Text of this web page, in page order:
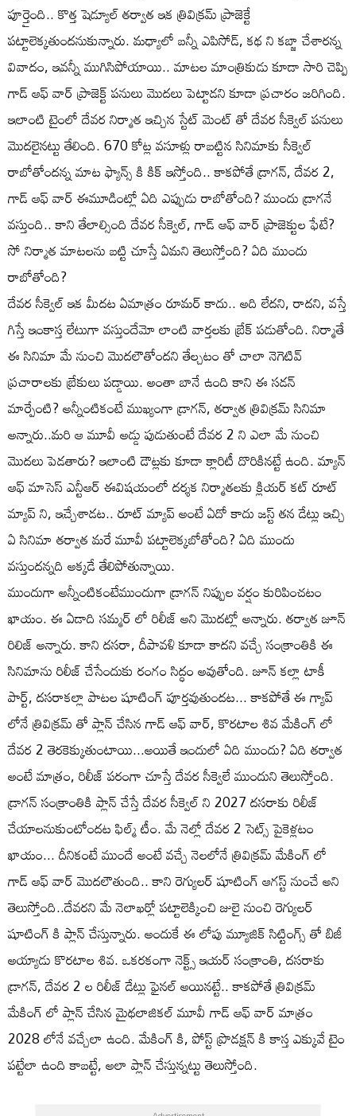
పూర్తైంది.. కొత్త షెడ్యూల్ తర్వాత ఇక త్రివిక్రమ్ ప్రాజెక్టే
పట్టాలెక్కతుందనుకున్నారు. మధ్యాలో బన్నీ ఎపిసోడ్, కథ ని కబ్జా చేశారన్న
వివాదం, ఇవన్నీ ముగిసిపోయాయి.. మాటల మాంత్రికుడు కూడా సారి చెప్పి
గాడ్ ఆఫ్ వార్ ప్రాజెక్ట్ పనులు మొదలు పెట్టాడని కూడా ప్రచారం జరిగింది.
ఇలాంటి టైంలో దేవర నిర్మాత ఇచ్చిన స్టేట్ మెంట్ తో దేవర సీక్వెల్ పనులు
మొదలైనట్టు తేలింది. 670 కోట్ల వసూళ్లు రాబట్టిన సినిమాకు సీక్వెల్
రాబోతోందన్న మాట ఫ్యాన్స్ కి కిక్ ఇస్తోంది.. కాకపోతే డ్రాగన్, దేవర 2,
గాడ్ ఆఫ్ వార్ ఈమూడింట్లో ఏది ఎప్పుడు రాబోతోంది? ముందు డ్రాగనే
వస్తుంది.. కాని తేలాల్సింది దేవర సీక్వెల్, గాడ్ ఆఫ్ వార్ ప్రాజెక్టుల ఫేటే?
సో నిర్మాత మాటలను బట్టి చూస్తే ఏమని తెలుస్తోంది? ఏది ముందు
రాబోతోంది?
దేవర సీక్వెల్ ఇక మీదట ఏమాత్రం రూమర్ కాదు.. అది లేదని, రాదని, వస్తే
గిస్తే ఇంకాస్త లేటుగా వస్తుందేమో లాంటి వార్తలకు బ్రేక్ పడుతోంది. నిర్మాతే
ఈ సినిమా మే నుంచి మొదలౌతోందని తేల్చటం తో చాలా నెగెటివ్
ప్రచారాలకు బ్రేకులు పడ్డాయి. అంతా బానే ఉంది కాని ఈ సడన్
మార్పేంటి? అన్నీంటికంటే ముఖ్యంగా డ్రాగన్, తర్వాత త్రివిక్రమ్ సినిమా
అన్నారు..మరి ఆ మూవీ అడ్డు పుడుతుంటే దేవర 2 ని ఎలా మే నుంచి
మొదలు పెడతారు? ఇలాంటి డౌట్లకు కూడా క్లారిటీ దొరికినట్టే ఉంది. మ్యాన్
ఆఫ్ మాసెస్ ఎన్టీఆర్ ఈవిషయంలో దర్శక నిర్మాతలకు క్లియర్ కట్ రూట్
మ్యాప్ ని, ఇచ్చేశాడట.. రూట్ మ్యాప్ అంటే ఏదో కాదు జస్ట్ తన డేట్లు ఇచ్చి
ఏ సినిమా తర్వాత మరే మూవీ పట్టాలెక్కబోతోంది? ఏది ముందు
వస్తుందన్నది అక్కడే తేలిపోతున్నాయి.
ముందుగా అన్నీంటికంటేముందుగా డ్రాగన్ నిప్పుల వర్షం కురిపించటం
ఖాయం. ఈ ఏడాది సమ్మర్ లో రిలీజ్ అని మొదట్లో అన్నారు. తర్వాత జూన్
రిలిజ్ అన్నారు. కాని దసరా, దీపావళి కూడా కాదని వచ్చే సంక్రాంతికి ఈ
సినిమాను రిలీజ్ చేసేందుకు రంగం సిద్ధం అవుతోంది. జూన్ కల్లా టాకీ
పార్ట్, దసరాకల్లా పాటల షూటింగ్ పూర్తవుతుందట... కాకపోతే ఈ గ్యాప్
లోనే త్రివిక్రమ్ తో ప్లాన్ చేసిన గాడ్ ఆఫ్ వార్, కొరటాల శివ మేకింగ్ లో
దేవర 2 తెరకెక్కుతుంటాయి...అయితే ఇందులో ఏది ముందు? ఏది తర్వాత
అంటే మాత్రం, రిలీజ్ పరంగా చూస్తే దేవర సీక్వెలే ముందుని తెలుస్తోంది.
డ్రాగన్ సంక్రాంతికి ప్లాన్ చేస్తే దేవర సీక్వెల్ ని 2027 దసరాకు రిలీజ్
చేయాలనుకుంటోందట ఫిల్మ్ టీం. మే నెల్లో దేవర 2 సెట్స్ పైకెళ్లటం
ఖాయం... దీనికంటే ముందే అంటే వచ్చే నెలలోనే త్రివిక్రమ్ మేకింగ్ లో
గాడ్ ఆఫ్ వార్ మొదలౌతుంది.. కాని రెగ్యులర్ షూటింగ్ ఆగస్ట్ నుంచే అని
తెలుస్తోంది..దేవరని మే నెలాఖర్లో పట్టాలెక్కించి జులై నుంచి రెగ్యులర్
షూటింగ్ కి ప్లాన్ చేస్తున్నారు. అందుకే ఈ లోపు మ్యూజిక్ సిట్టింగ్స్ తో బిజీ
అయ్యాడు కొరటాల శివ. ఒకరకంగా నెక్ట్స్ ఇయర్ సంక్రాంతి, దసరాకు
డ్రాగన్, దేవర 2 ల రిలీజ్ డేట్లు ఫైనల్ అయినట్టే.. కాకపోతే త్రివిక్రమ్
మేకింగ్ లో ప్లాన్ చేసిన మైథలాజికల్ మూవీ గాడ్ ఆఫ్ వార్ మాత్రం
2028 లోనే వచ్చేలా ఉంది. మేకింగ్ కి, పోస్ట్ ప్రొడక్షన్ కి కాస్త ఎక్కువే టైం
పట్టేలా ఉంది కాబట్టే, అలా ప్లాన్ చేస్తున్నట్టు తెలుస్తోంది.